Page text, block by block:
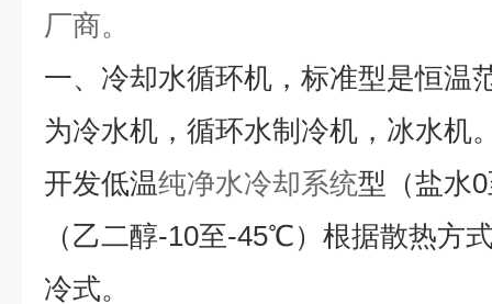
厂商。
一、冷却水循环机，标准型是恒温
为冷水机，循环水制冷机，冰水机
开发低温纯净水冷却系统型（盐水
（乙二醇-10至-45℃）根据散热方
冷式。